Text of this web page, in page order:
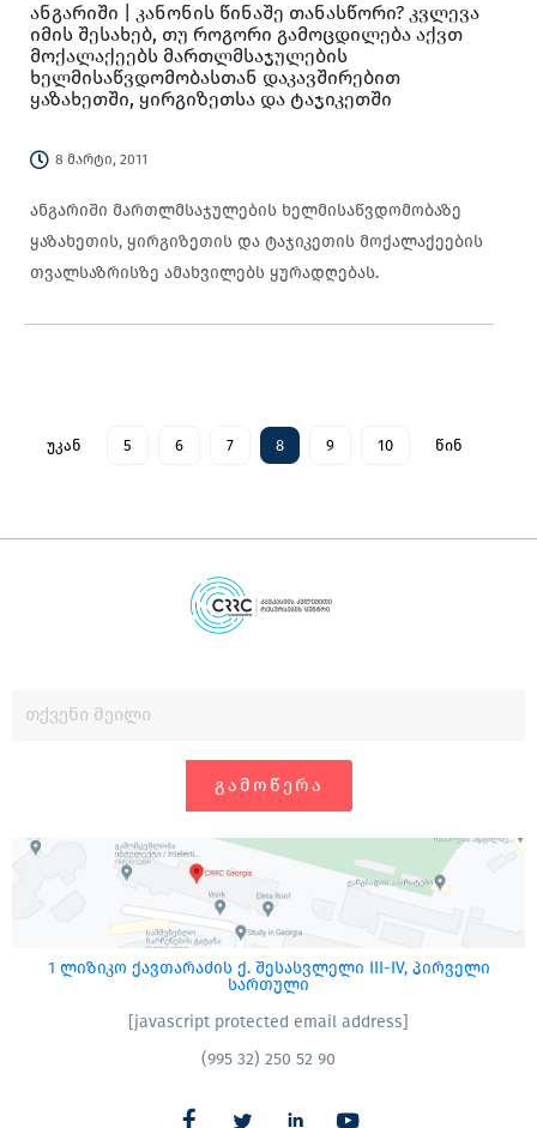
ანგარიში | კანონის წინაშე თანასწორი? კვლევა
იმის შესახებ, თუ როგორი გამოცდილება აქვთ
მოქალაქეებს მართლმსაჯულების
ხელმისაწვდომობასთან დაკავშირებით
ყაზახეთში, ყირგიზეთსა და ტაჯიკეთში
8 მარტი, 2011
ანგარიში მართლმსაჯულების ხელმისაწვდომობაზე
ყაზახეთის, ყირგიზეთის და ტაჯიკეთის მოქალაქეების
თვალსაზრისზე ამახვილებს ყურადღებას.
უკან 5 6 7 8 9 10 წინ
ᲒᲐᲛᲝᲬᲔᲠᲐ
1 ლიზიკო ქავთარაძის ქ. შესასვლელი III-IV, პირველი
სართული
[javascript protected email address]
(995 32) 250 52 90